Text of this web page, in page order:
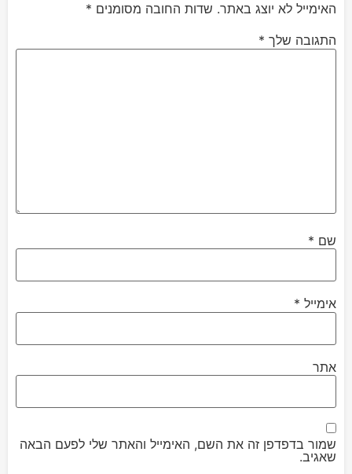
האימייל לא יוצג באתר. שדות החובה מסומנים *
התגובה שלך *
שם *
אימייל *
אתר
שמור בדפדפן זה את השם, האימייל והאתר שלי לפעם הבאה
שאגיב.